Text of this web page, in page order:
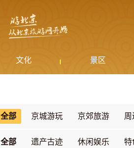
文化 景区
全部 京城游玩 京郊旅游 周
全部 遗产古迹 休闲娱乐
特